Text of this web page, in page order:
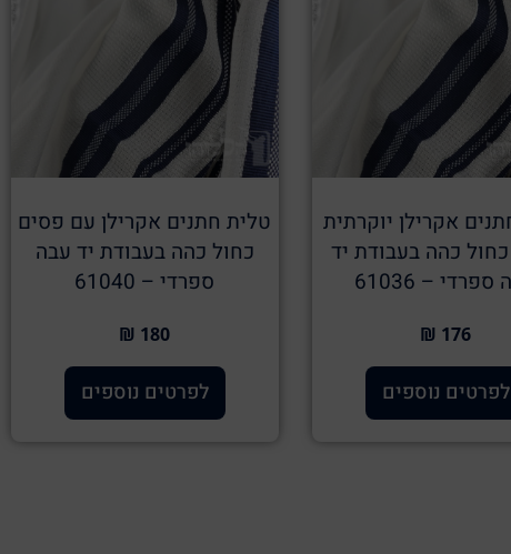
אקרילן יוקרתית
כהה בעבודת יד
– 61036
176 ₪
לפרטים נוספים
טלית חתנים אקרילן עם פסים
כחול כהה בעבודת יד עבה
ספרדי – 61040
180 ₪
לפרטים נוספים